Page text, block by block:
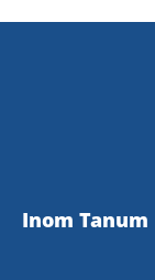
Inom Tanum